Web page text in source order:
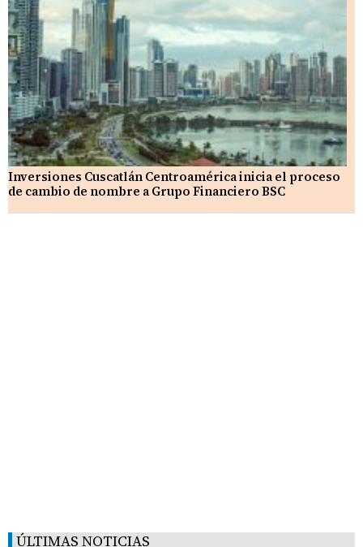
Inversiones Cuscatlán Centroamérica inicia el proceso
de cambio de nombre a Grupo Financiero BSC
ÚLTIMAS NOTICIAS